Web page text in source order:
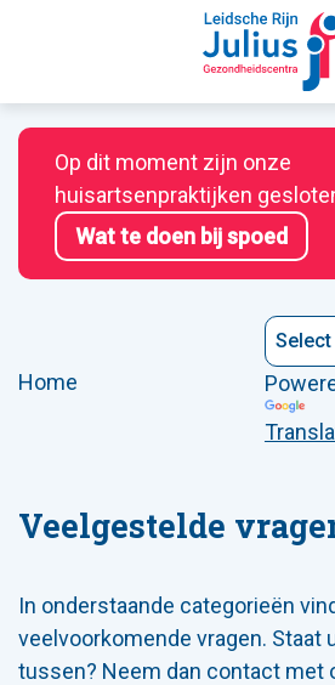
Op dit moment zijn onze
huisartsenpraktijken
Wat te doen bij spoed
Home
Veelgestelde
In onderstaande categorieën
veelvoorkomende vragen. Staat
tussen? Neem dan contact met